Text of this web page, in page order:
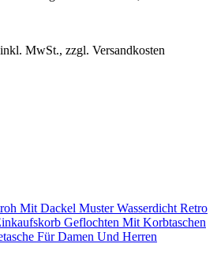
MwSt., zzgl. Versandkosten
Mit Dackel Muster Wasserdicht Retro
Geflochten Mit Korbtaschen
Für Damen Und Herren